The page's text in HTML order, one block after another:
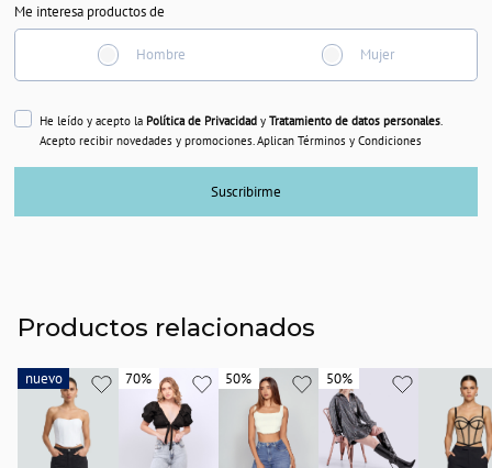
Me interesa productos de
Hombre Mujer
He leído y acepto la Política de Privacidady Tratamiento de datos personales.
Acepto recibir novedades y promociones. Aplican Términos y Condiciones
Suscribirme
Productos relacionados
nuevo
nuevo 70%
70% 50%
50% 50%
50%